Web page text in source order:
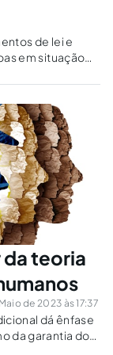
de lei e
em situação
teoria
de 2023 às 17:37
dá ênfase
da garantia do